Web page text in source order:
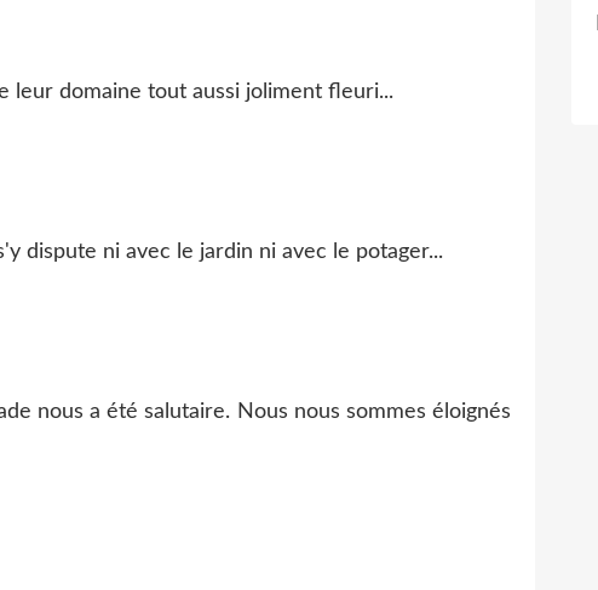
leur domaine tout aussi joliment fleuri...
dispute ni avec le jardin ni avec le potager...
nous a été salutaire. Nous nous sommes éloignés